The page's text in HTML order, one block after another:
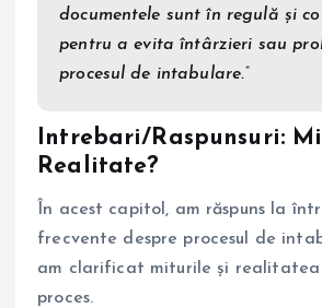
documentele sunt în regulă și
pentru a evita întârzieri sau
procesul de intabulare.”
Intrebari/Raspunsuri:
Realitate?
În acest capitol, am răspuns la
frecvente despre procesul de
am clarificat miturile și realitatea
proces.